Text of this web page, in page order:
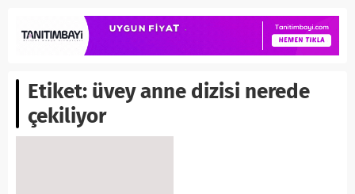
Etiket: üvey anne dizisi nerede
çekiliyor